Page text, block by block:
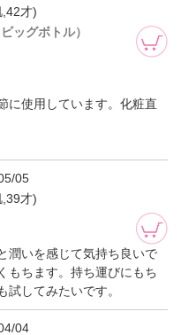
才)
ッグボトル）
に使用しています。化粧直
05
才)
潤いを感じて気持ち良いで
もちます。持ち運びにもち
試してみたいです。
04